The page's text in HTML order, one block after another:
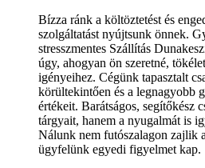
Bízza ránk a költöztetést és
szolgáltatást nyújtsunk önnek.
stresszmentes Szállítás
úgy, ahogyan ön szeretné,
igényeihez. Cégünk tapasztalt
körültekintően és a legnagyobb
értékeit. Barátságos, segítőkész
tárgyait, hanem a nyugalmát is
Nálunk nem futószalagon zajlik
ügyfelünk egyedi figyelmet kap.